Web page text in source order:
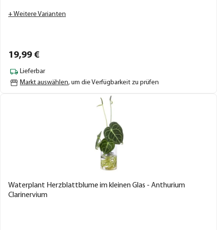
+ Weitere Varianten
19,99 €
Lieferbar
Markt auswählen, um die Verfügbarkeit zu prüfen
Waterplant Herzblattblume im kleinen Glas - Anthurium
Clarinervium